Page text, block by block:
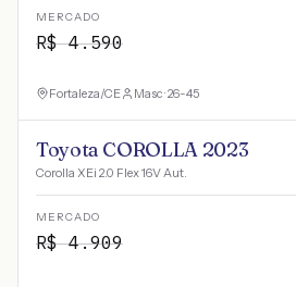
MERCADO
R$4.590
Fortaleza/CE Masc · 26-45
Toyota COROLLA 2023
Corolla XEi 2.0 Flex 16V Aut.
MERCADO
R$4.909